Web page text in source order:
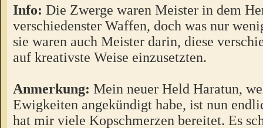
Info: Die Zwerge waren Meister in dem
verschiedenster Waffen, doch was nur
sie waren auch Meister darin, diese
auf kreativste Weise einzusetzten.
Anmerkung: Mein neuer Held Haratun,
Ewigkeiten angekündigt habe, ist nun
hat mir viele Kopschmerzen bereitet. Es